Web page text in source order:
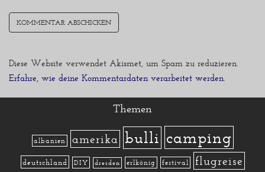
Diese Website verwendet Akismet, um Spam zu reduzieren.
Erfahre, wie deine Kommentardaten verarbeitet werden.
Themen
albanien amerika bulli camping
deutschland DIY dresden erlkönig festival flugreise